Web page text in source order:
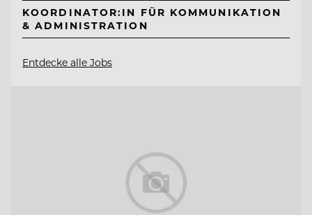
KOORDINATOR:IN FÜR KOMMUNIKATION
& ADMINISTRATION
Entdecke alle Jobs